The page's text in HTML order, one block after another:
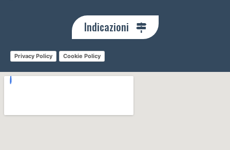
Indicazioni
Privacy Policy Cookie Policy